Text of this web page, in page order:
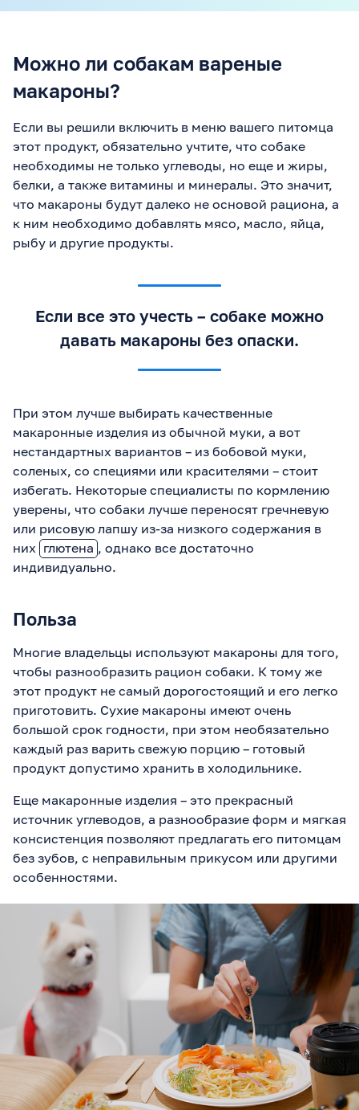
Можно ли собакам вареные
макароны?
Если вы решили включить в меню вашего питомца
этот продукт, обязательно учтите, что собаке
необходимы не только углеводы, но еще и жиры,
белки, а также витамины и минералы. Это значит,
что макароны будут далеко не основой рациона, а
к ним необходимо добавлять мясо, масло, яйца,
рыбу и другие продукты.
Если все это учесть ­– собаке можно
давать макароны без опаски.
При этом лучше выбирать качественные
макаронные изделия из обычной муки, а вот
нестандартных вариантов – из бобовой муки,
соленых, со специями или красителями – стоит
избегать. Некоторые специалисты по кормлению
уверены, что собаки лучше переносят гречневую
или рисовую лапшу из-за низкого содержания в
них глютена , однако все достаточно
индивидуально.
Польза
Многие владельцы используют макароны для того,
чтобы разнообразить рацион собаки. К тому же
этот продукт не самый дорогостоящий и его легко
приготовить. Сухие макароны имеют очень
большой срок годности, при этом необязательно
каждый раз варить свежую порцию – готовый
продукт допустимо хранить в холодильнике.
Еще макаронные изделия – это прекрасный
источник углеводов, а разнообразие форм и мягкая
консистенция позволяют предлагать его питомцам
без зубов, с неправильным прикусом или другими
особенностями.